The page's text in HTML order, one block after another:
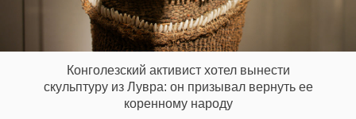
Конголезский активист хотел вынести
скульптуру из Лувра: он призывал вернуть ее
коренному народу